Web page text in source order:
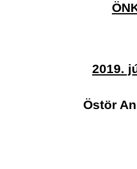
2019.
Östör